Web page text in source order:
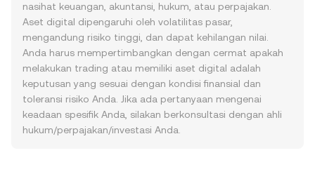
nasihat keuangan, akuntansi, hukum, atau perpajakan.
Aset digital dipengaruhi oleh volatilitas pasar,
mengandung risiko tinggi, dan dapat kehilangan nilai.
Anda harus mempertimbangkan dengan cermat apakah
melakukan trading atau memiliki aset digital adalah
keputusan yang sesuai dengan kondisi finansial dan
toleransi risiko Anda. Jika ada pertanyaan mengenai
keadaan spesifik Anda, silakan berkonsultasi dengan ahli
hukum/perpajakan/investasi Anda.